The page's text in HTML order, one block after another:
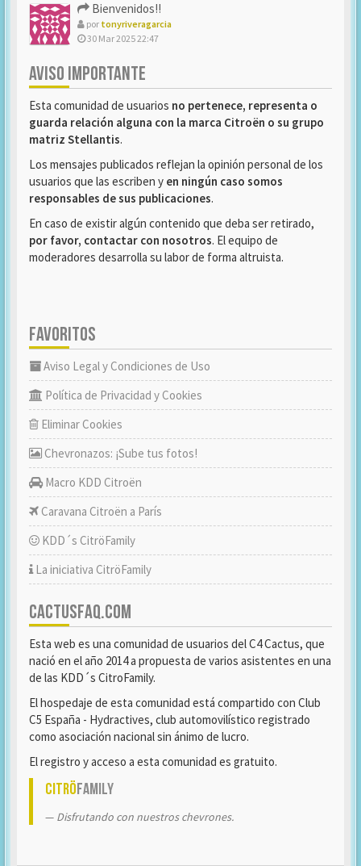
Bienvenidos!!
por tonyriveragarcia
30 Mar 2025 22:47
AVISO IMPORTANTE
Esta comunidad de usuarios no pertenece, representa o
guarda relación alguna con la marca Citroën o su grupo
matriz Stellantis.
Los mensajes publicados reflejan la opinión personal de los
usuarios que las escriben y en ningún caso somos
responsables de sus publicaciones.
En caso de existir algún contenido que deba ser retirado,
por favor, contactar con nosotros. El equipo de
moderadores desarrolla su labor de forma altruista.
FAVORITOS
Aviso Legal y Condiciones de Uso
Política de Privacidad y Cookies
Eliminar Cookies
Chevronazos: ¡Sube tus fotos!
Macro KDD Citroën
Caravana Citroën a París
KDD´s CitröFamily
La iniciativa CitröFamily
CACTUSFAQ.COM
Esta web es una comunidad de usuarios del C4 Cactus, que
nació en el año 2014 a propuesta de varios asistentes en una
de las KDD´s CitroFamily.
El hospedaje de esta comunidad está compartido con Club
C5 España - Hydractives, club automovilístico registrado
como asociación nacional sin ánimo de lucro.
El registro y acceso a esta comunidad es gratuito.
CitröFamily
Disfrutando con nuestros chevrones.